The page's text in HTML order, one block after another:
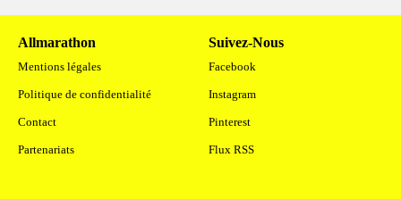
Allmarathon
Mentions légales
Politique de confidentialité
Contact
Partenariats
Suivez-Nous
Facebook
Instagram
Pinterest
Flux RSS